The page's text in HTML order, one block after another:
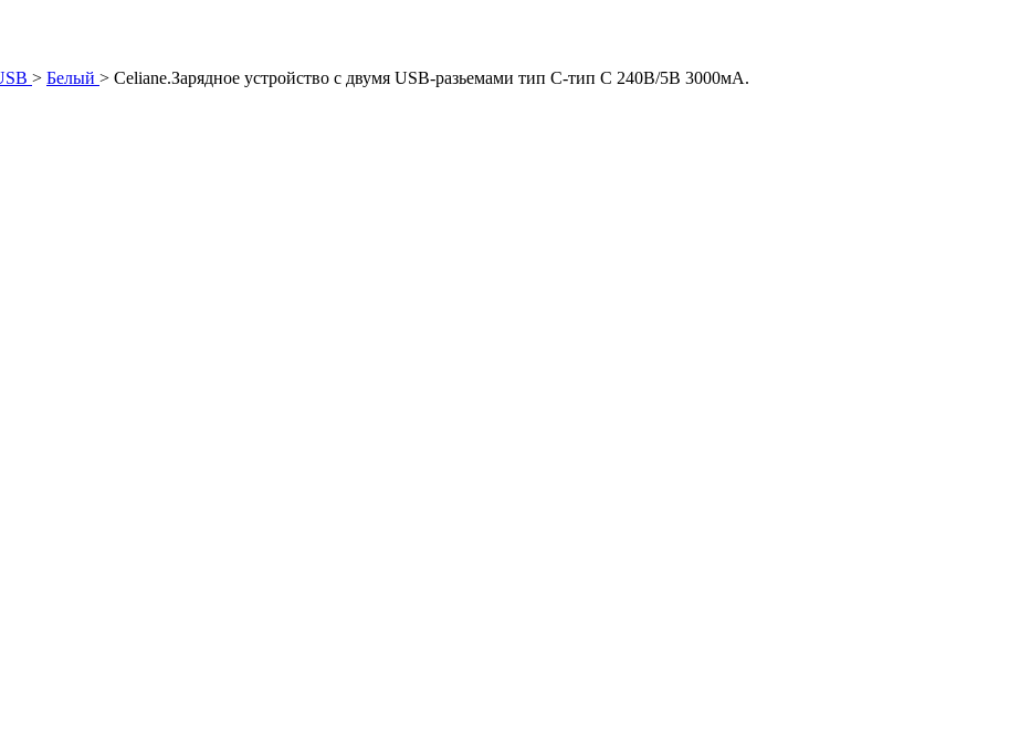
> Белый > Celiane.Зарядное устройство с двумя USB-разьемами тип C-тип С 240В/5В 3000мА.